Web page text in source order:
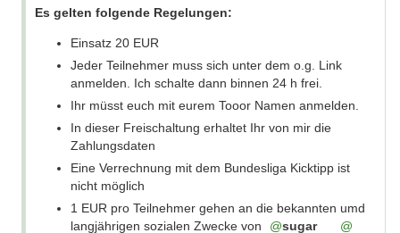
1 EUR pro Teilnehmer gehen an die
von
sugar
effzeh
Pro Spiel maximal 4 Punkte: Korrektes
Ergebnis 4, Korrekte Tendenz und
Tordifferenz 3, korrekte Tendenz 2 Punkte
Pro Bonustipp 8 Punkte: das sind die
Gruppensieger, die Halbfinalisten, der
Weltmeister und das Land des besten
Torschützen
Die Sieger (je nach Teilnehmerzahl 10-14)
Es gelten folgende Regelungen:
Einsatz 20 EUR
Jeder Teilnehmer muss sich unter dem o.g. Link
anmelden. Ich schalte dann binnen 24 h frei.
Ihr müsst euch mit eurem Tooor Namen anmelden.
In dieser Freischaltung erhaltet Ihr von mir die
Zahlungsdaten
Eine Verrechnung mit dem Bundesliga Kicktipp ist
nicht möglich
1 EUR pro Teilnehmer gehen an die bekannten umd
langjährigen sozialen Zwecke von
sugar